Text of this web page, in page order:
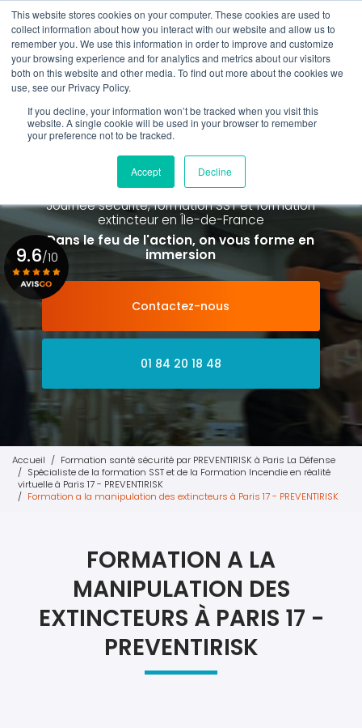
This website stores cookies on your computer. These cookies are used to
collect information about how you interact with our website and allow us to
remember you. We use this information in order to improve and customize
your browsing experience and for analytics and metrics about our visitors
both on this website and other media. To find out more about the cookies we
use, see our Privacy Policy.
If you decline, your information won’t be tracked when you visit this
website. A single cookie will be used in your browser to remember
your preference not to be tracked.
Accept Decline
Aller
au
contenu
principal
01 84 20 18 48
Spécialiste de la formation SST et
de la Formation Incendie
à Paris La Défense depuis 2015
Journée sécurité, formation SST et formation
extincteuren Île-de-France
Dans le feu de l'action, on vous forme en
immersion
Contactez-nous
01 84 20 18 48
9.6/10
Voir le certificat
Accueil
Formation santé sécurité par PREVENTIRISK à Paris La Défense
Spécialiste de la formation SST et de la Formation Incendie en réalité
virtuelle à Paris 17 - PREVENTIRISK
Formation a la manipulation des extincteurs à Paris 17 - PREVENTIRISK
FORMATION A LA
MANIPULATION DES
EXTINCTEURS À PARIS 17 -
PREVENTIRISK